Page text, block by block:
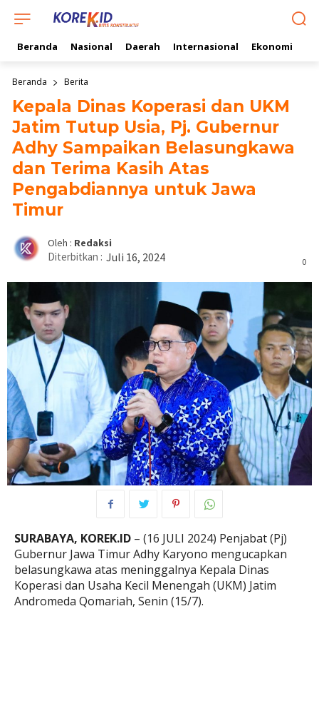
Beranda Nasional Daerah Internasional Ekonomi
Beranda Berita
Kepala Dinas Koperasi dan UKM
Jatim Tutup Usia, Pj. Gubernur
Adhy Sampaikan Belasungkawa
dan Terima Kasih Atas
Pengabdiannya untuk Jawa
Timur
Oleh : Redaksi
0
Diterbitkan : Juli 16, 2024
SURABAYA, KOREK.ID – (16 JULI 2024) Penjabat (Pj)
Gubernur Jawa Timur Adhy Karyono mengucapkan
belasungkawa atas meninggalnya Kepala Dinas
Koperasi dan Usaha Kecil Menengah (UKM) Jatim
Andromeda Qomariah, Senin (15/7).